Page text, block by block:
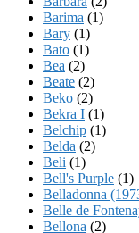
Barima (1)
Bary (1)
Bato (1)
Bea (2)
Beate (2)
Beko (2)
Bekra I (1)
Belchip (1)
Belda (2)
Beli (1)
Bell's Purple (1)
Belladonna
Belle de
Bellona (2)